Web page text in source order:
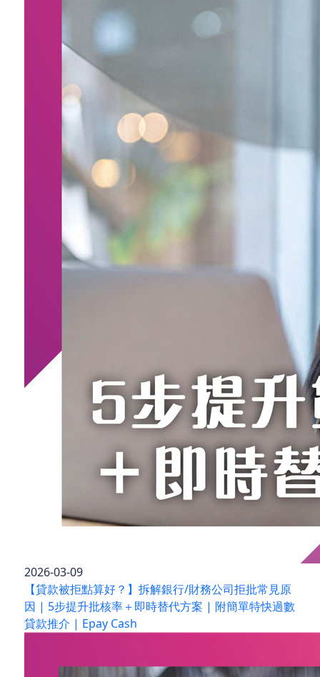
2026-03-09
【貸款被拒點算好？】拆解銀行/財務公司拒批常見原
因 | 5步提升批核率＋即時替代方案 | 附簡單特快過數
貸款推介 | Epay Cash